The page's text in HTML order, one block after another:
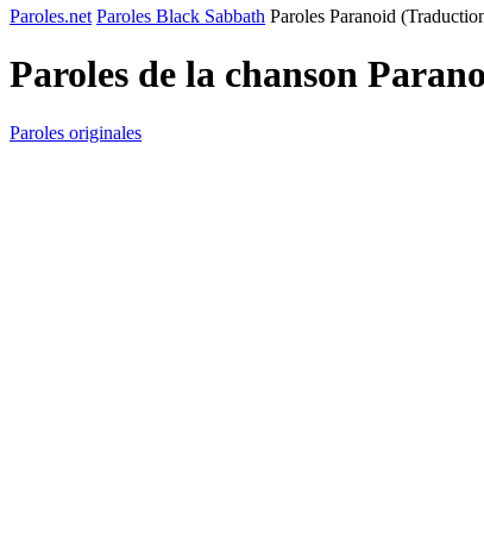
Paroles.net Paroles Black Sabbath Paroles Paranoid
Paroles de la chanson
Paroles originales